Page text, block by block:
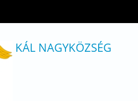
KÁL NAGYKÖZSÉG